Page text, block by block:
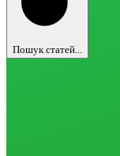
Пошук статей...